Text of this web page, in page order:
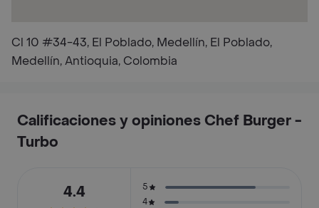
Cl 10 #34-43, El Poblado, Medellín, El Poblado,
Medellín, Antioquia, Colombia
Calificaciones y opiniones Chef Burger -
Turbo
4.4
5
4